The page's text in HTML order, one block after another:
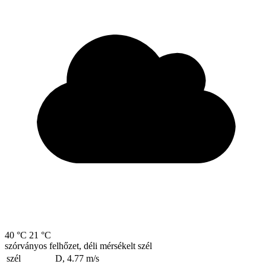
40 °C 21 °C
szórványos felhőzet, déli mérsékelt szél
szél
D, 4.77 m/s